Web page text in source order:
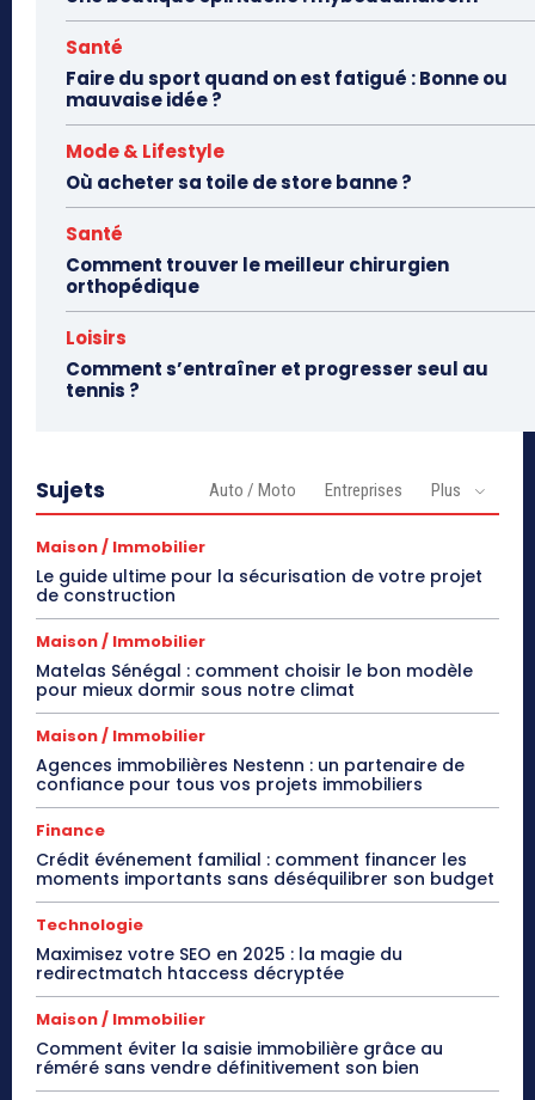
Santé
Faire du sport quand on est fatigué : Bonne ou
mauvaise idée ?
Mode & Lifestyle
Où acheter sa toile de store banne ?
Santé
Comment trouver le meilleur chirurgien
orthopédique
Loisirs
Comment s’entraîner et progresser seul au
tennis ?
Sujets Auto / Moto Entreprises Plus
Maison / Immobilier
Le guide ultime pour la sécurisation de votre projet
de construction
Maison / Immobilier
Matelas Sénégal : comment choisir le bon modèle
pour mieux dormir sous notre climat
Maison / Immobilier
Agences immobilières Nestenn : un partenaire de
confiance pour tous vos projets immobiliers
Finance
Crédit événement familial : comment financer les
moments importants sans déséquilibrer son budget
Technologie
Maximisez votre SEO en 2025 : la magie du
redirectmatch htaccess décryptée
Maison / Immobilier
Comment éviter la saisie immobilière grâce au
réméré sans vendre définitivement son bien